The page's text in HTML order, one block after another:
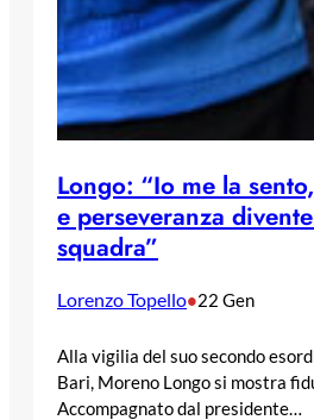
Longo: “Io me la
e perseveranza
squadra”
Lorenzo Topello•22 Gen
Alla vigilia del suo secondo
Bari, Moreno Longo si mostra
Accompagnato dal presidente…